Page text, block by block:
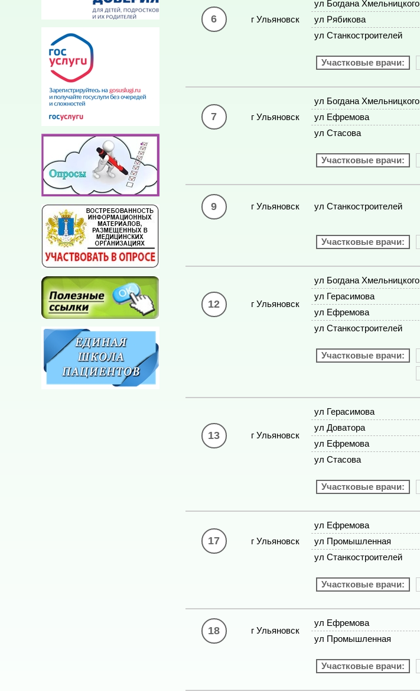
6 г Ульяновск
ул Богдана Хмельницкого
ул Рябикова
ул Станкостроителей
Участковые врачи:
7 г Ульяновск
ул Богдана Хмельницкого
ул Ефремова
ул Стасова
Участковые врачи:
9 г Ульяновск ул Станкостроителей
Участковые врачи:
12 г Ульяновск
ул Богдана Хмельницкого
ул Герасимова
ул Ефремова
ул Станкостроителей
Участковые врачи:
13 г Ульяновск
ул Герасимова
ул Доватора
ул Ефремова
ул Стасова
Участковые врачи:
17 г Ульяновск
ул Ефремова
ул Промышленная
ул Станкостроителей
Участковые врачи:
18 г Ульяновск
ул Ефремова
ул Промышленная
Участковые врачи: